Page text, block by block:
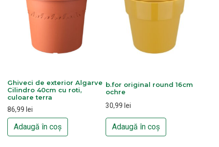
Ghiveci de exterior Algarve
Cilindro 40cm cu roti,
culoare terra
86,99 lei
Adaugă în coș
b.for original round 16cm
ochre
30,99 lei
Adaugă în coș